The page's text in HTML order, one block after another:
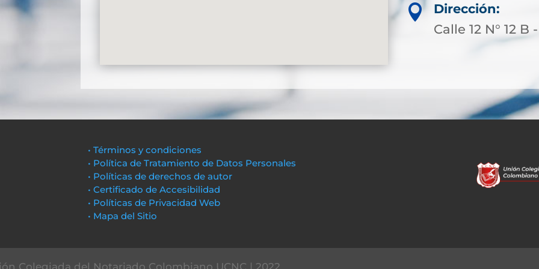

Dirección:
Calle 12 N° 12 B
• Términos y condiciones
• Política de Tratamiento de Datos Personales
• Políticas de derechos de autor
• Certificado de Accesibilidad
• Políticas de Privacidad Web
• Mapa del Sitio
Colegiada del Notariado Colombiano UCNC | 2022